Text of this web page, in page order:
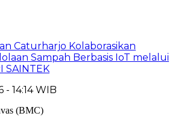
Caturharjo Kolaborasikan
Sampah Berbasis IoT melalui
SAINTEK
- 14:14 WIB